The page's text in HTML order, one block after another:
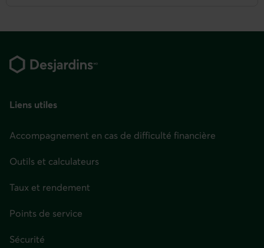
de
Liens utiles
Accompagnement en cas de difficulté financière
Outils et calculateurs
Taux et rendement
Points de service
Sécurité